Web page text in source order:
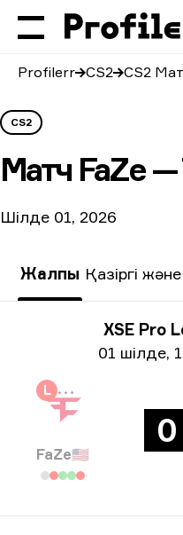
Profilerr CS2 CS2
CS2
Матч FaZe —
Шілде 01, 2026
Жалпы Қазіргі
Турнир туралы ақпарат
XSE Pro
Күні жайлы ақпарат
01 шілде,
L
FaZe🇺🇸